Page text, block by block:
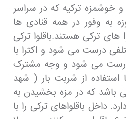
خوشمزه ترکیه که در سراسر
به وفور در همه قنادی ها
های ترکی هستند.باقلوا ترکی
درست می شود و اکثرا با
درست می شود و وجه مشترک
استفاده از شربت بار ( شهد
باشد که در مزه بخشیدن به
داخل باقلواهای ترکی را با